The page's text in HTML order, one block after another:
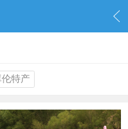
伦特产